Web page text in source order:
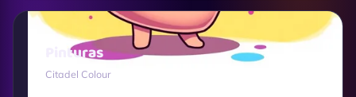
Pinturas
Citadel Colour